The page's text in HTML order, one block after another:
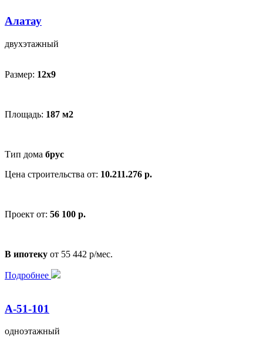
Алатау
двухэтажный
Размер: 12х9
Площадь: 187 м2
Тип дома брус
Цена строительства от: 10.211.276 р.
Проект от: 56 100 р.
В ипотеку от 55 442 р/мес.
Подробнее
А-51-101
одноэтажный